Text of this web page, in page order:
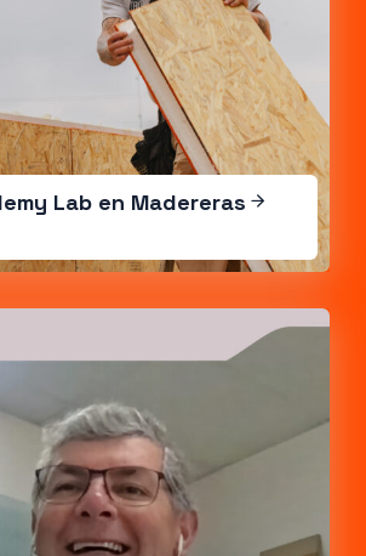
Lab en Madereras